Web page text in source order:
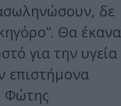
δε
Θα έκανα
για την υγεία
επιστήμονα
Φώτης